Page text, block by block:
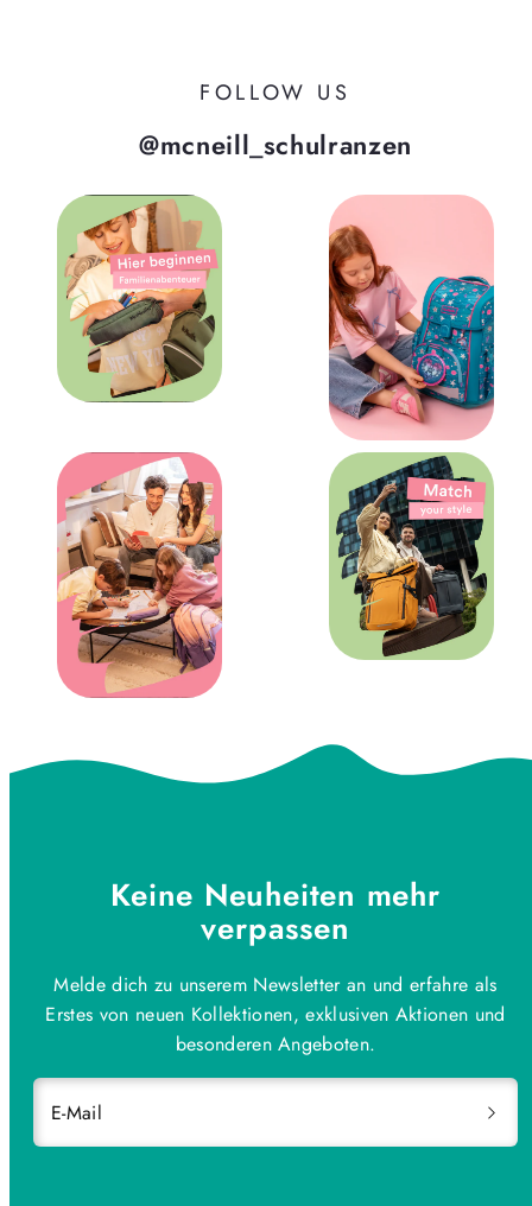
FOLLOW US
@mcneill_schulranzen
Keine Neuheiten mehr
verpassen
Melde dich zu unserem Newsletter an und erfahre als
Erstes von neuen Kollektionen, exklusiven Aktionen und
besonderen Angeboten.
E-Mail